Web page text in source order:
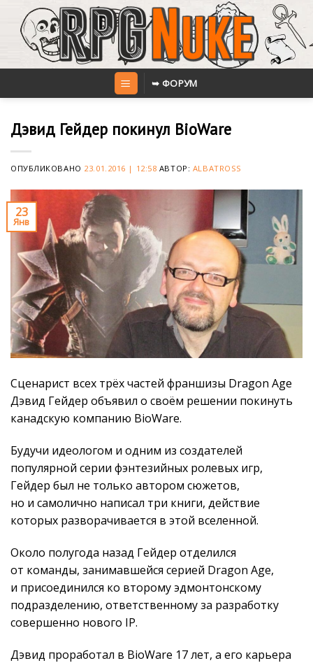
content
➥ ФОРУМ
Дэвид Гейдер покинул BioWare
ОПУБЛИКОВАНО 23.01.2016 | 12:58 АВТОР: ALBATROSS
23
Янв
Сценарист всех трёх частей франшизы Dragon Age
Дэвид Гейдер объявил о своём решении покинуть
канадскую компанию BioWare.
Будучи идеологом и одним из создателей
популярной серии фэнтезийных ролевых игр,
Гейдер был не только автором сюжетов,
но и самолично написал три книги, действие
которых разворачивается в этой вселенной.
Около полугода назад Гейдер отделился
от команды, занимавшейся серией Dragon Age,
и присоединился ко второму эдмонтонскому
подразделению, ответственному за разработку
совершенно нового IP.
Дэвид проработал в BioWare 17 лет, а его карьера